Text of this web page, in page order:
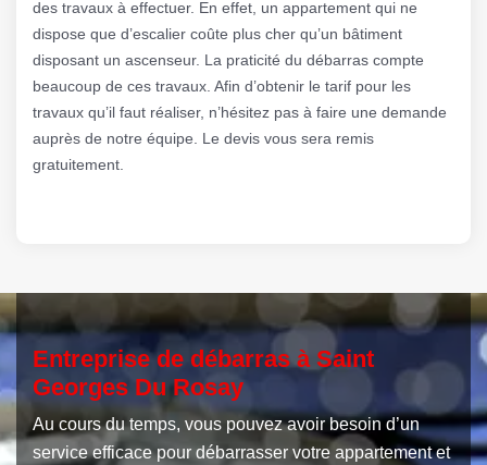
des travaux à effectuer. En effet, un appartement qui ne
dispose que d’escalier coûte plus cher qu’un bâtiment
disposant un ascenseur. La praticité du débarras compte
beaucoup de ces travaux. Afin d’obtenir le tarif pour les
travaux qu’il faut réaliser, n’hésitez pas à faire une demande
auprès de notre équipe. Le devis vous sera remis
gratuitement.
Entreprise de débarras à Saint
Georges Du Rosay
Au cours du temps, vous pouvez avoir besoin d’un
service efficace pour débarrasser votre appartement et